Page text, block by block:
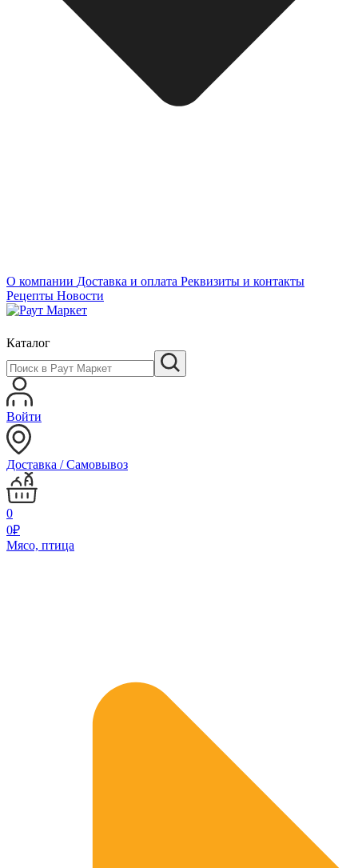
О компании Доставка и оплата Реквизиты и контакты
Рецепты Новости
Каталог
Войти
Доставка / Самовывоз
0
0₽
Мясо, птица